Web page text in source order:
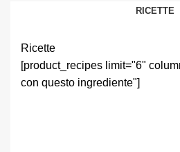
RICETTE
Ricette
[product_recipes limit="6"
con questo ingrediente"]